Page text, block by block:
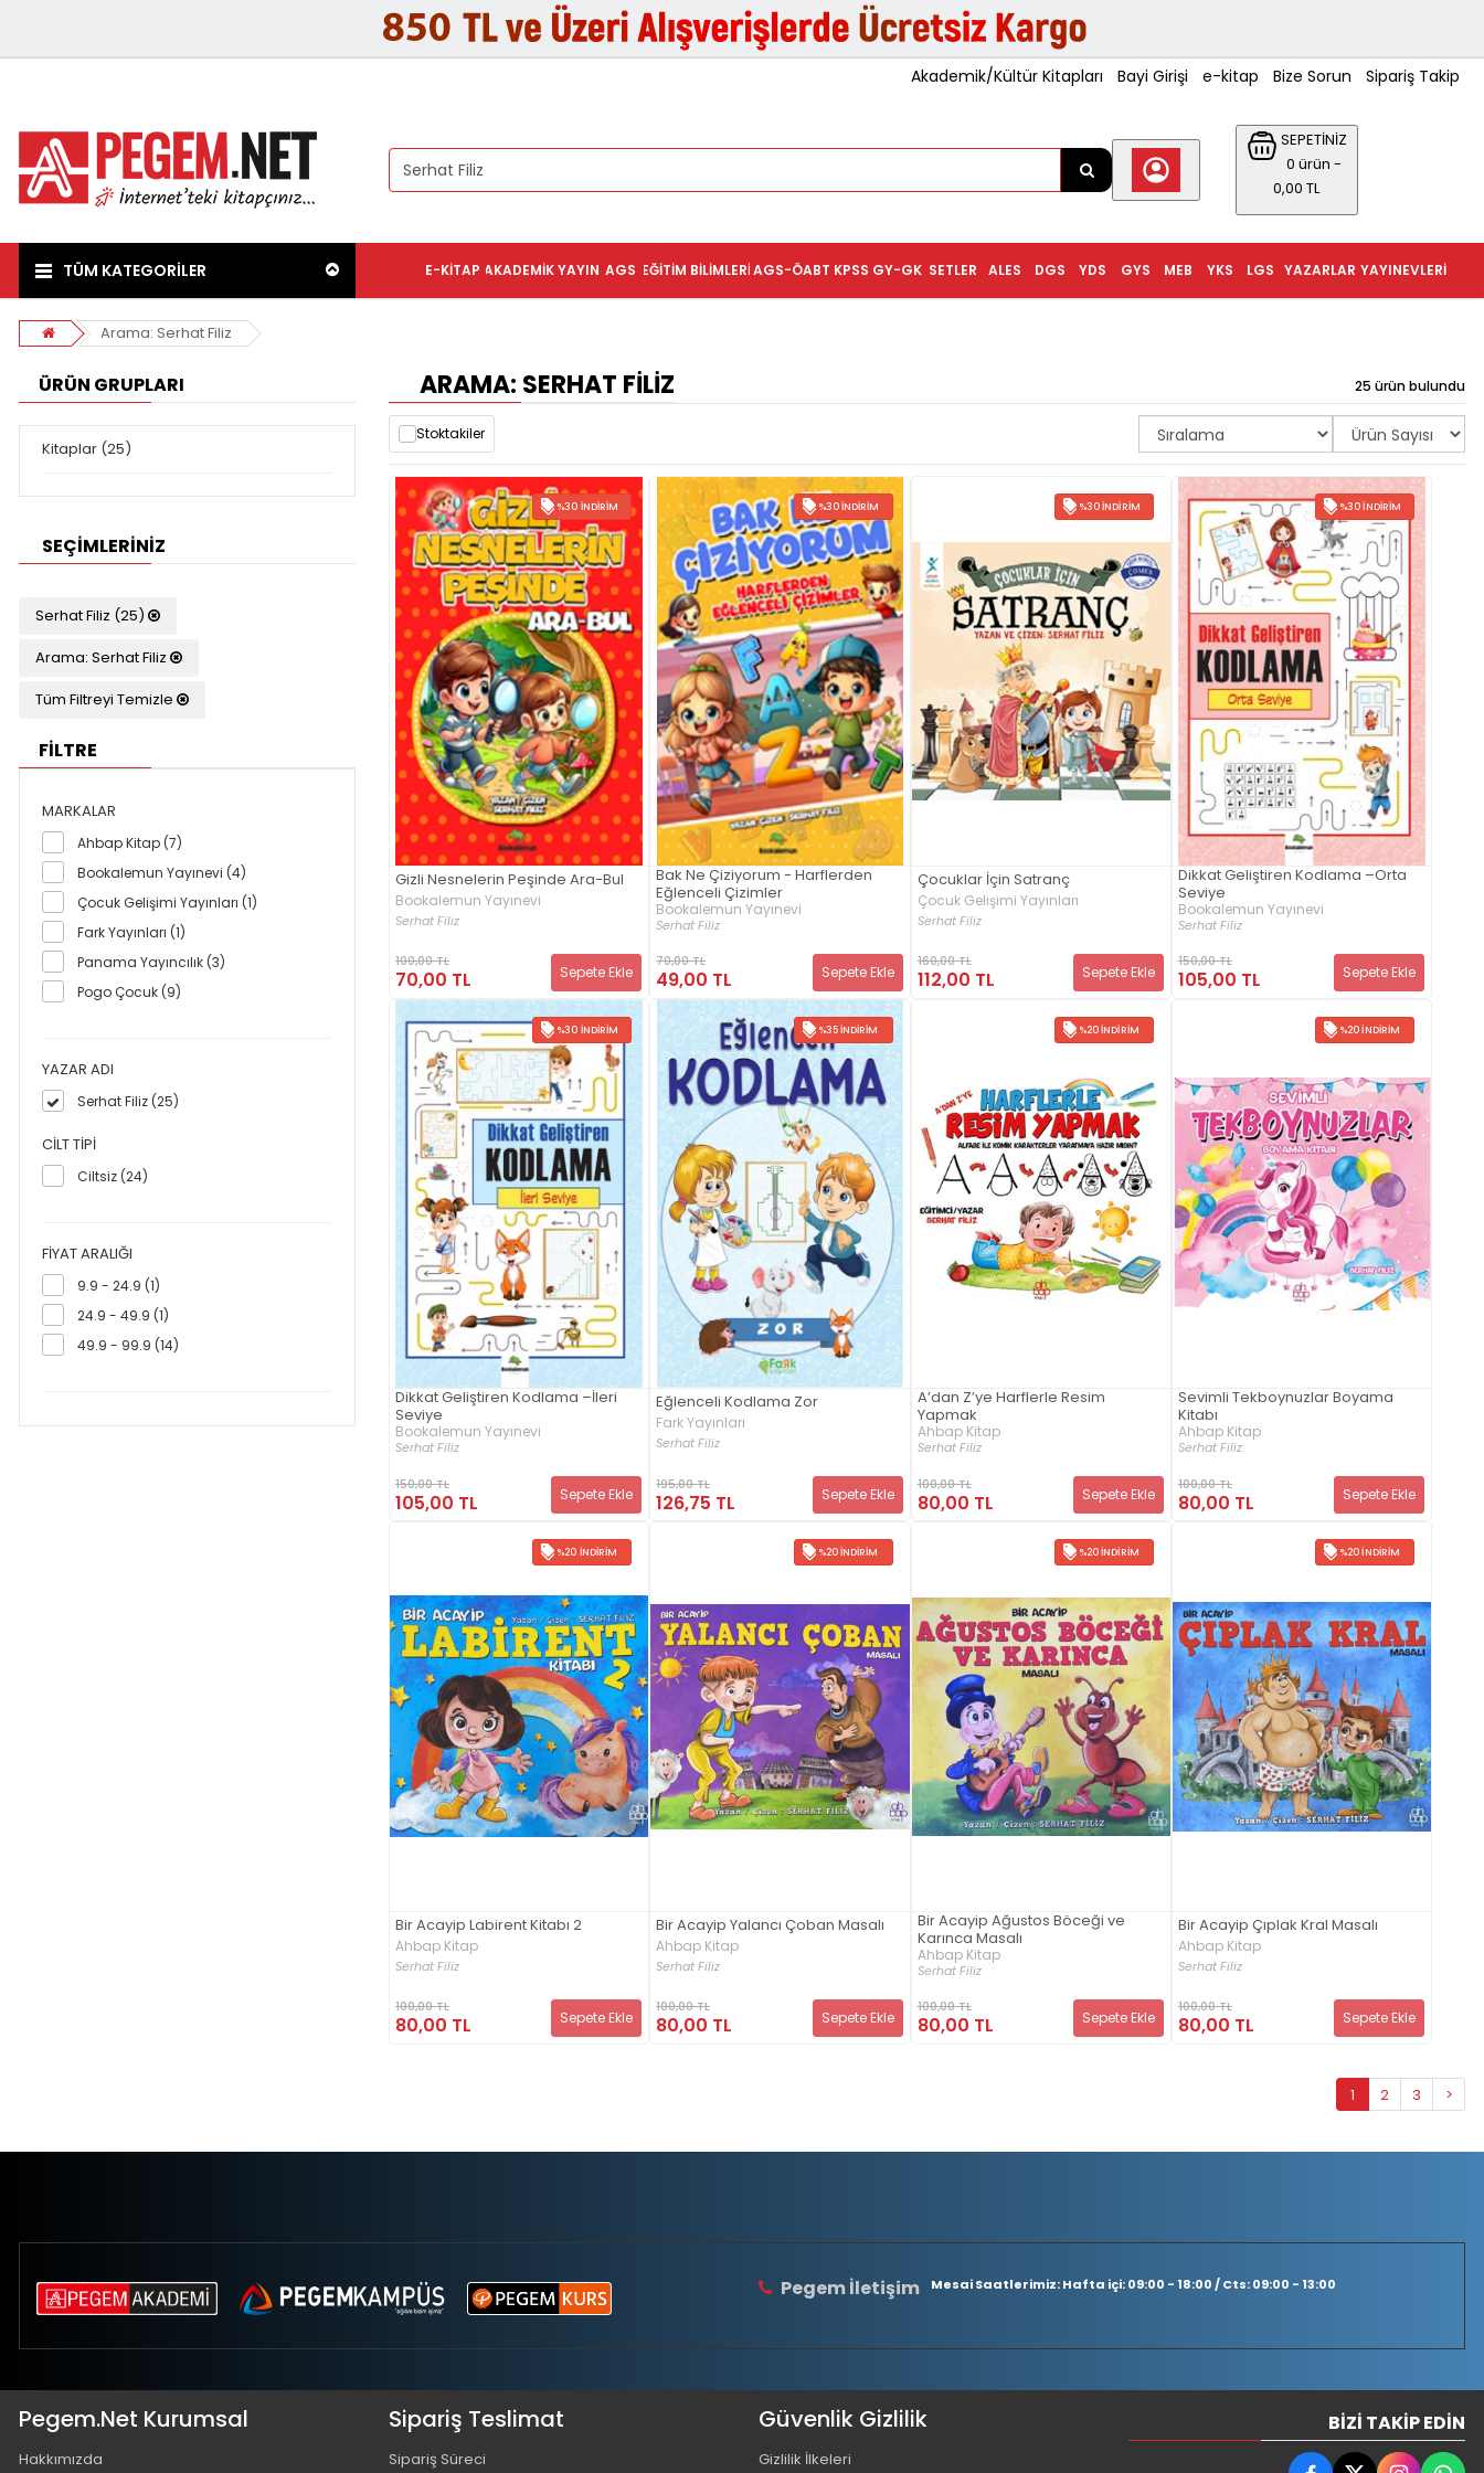
Akademik/Kültür Kitapları Bayi Girişi e-kitap Bize Sorun Sipariş Takip
SEPETİNİZ
0 ürün -
0,00 TL
TÜM KATEGORİLER YAYINEVLERI
YAZARLAR
LGS
YKS
MEB
GYS
YDS
DGS
ALES
SETLER
KPSS GY-GK
AGS-ÖABT
EĞITIM BILIMLERI
AGS
AKADEMIK YAYIN
E-KITAP
Arama: Serhat Filiz
ÜRÜN GRUPLARI
Kitaplar (25)
SEÇIMLERINIZ
Serhat Filiz (25)
Arama: Serhat Filiz
Tüm Filtreyi Temizle
FİLTRE
MARKALAR
Ahbap Kitap (7)
Bookalemun Yayınevi (4)
Çocuk Gelişimi Yayınları (1)
Fark Yayınları (1)
Panama Yayıncılık (3)
Pogo Çocuk (9)
YAZAR ADI
Serhat Filiz (25)
CILT TIPI
Ciltsiz (24)
FIYAT ARALIĞI
9.9 - 24.9 (1)
24.9 - 49.9 (1)
49.9 - 99.9 (14)
ARAMA: SERHAT FILIZ 25 ürün bulundu
Stoktakiler
%30 İNDIRIM
Gizli Nesnelerin Peşinde Ara-Bul
Bookalemun Yayınevi
Serhat Filiz
100,00 TL
70,00 TL Sepete Ekle
%30 İNDIRIM
Bak Ne Çiziyorum - Harflerden
Eğlenceli Çizimler
Bookalemun Yayınevi
Serhat Filiz
70,00 TL
49,00 TL Sepete Ekle
%30 İNDIRIM
Çocuklar İçin Satranç
Çocuk Gelişimi Yayınları
Serhat Filiz
160,00 TL
112,00 TL Sepete Ekle
%30 İNDIRIM
Dikkat Geliştiren Kodlama –Orta
Seviye
Bookalemun Yayınevi
Serhat Filiz
150,00 TL
105,00 TL Sepete Ekle
%30 İNDIRIM
Dikkat Geliştiren Kodlama –İleri
Seviye
Bookalemun Yayınevi
Serhat Filiz
150,00 TL
105,00 TL Sepete Ekle
%35 İNDIRIM
Eğlenceli Kodlama Zor
Fark Yayınları
Serhat Filiz
195,00 TL
126,75 TL Sepete Ekle
%20 İNDIRIM
A’dan Z’ye Harflerle Resim
Yapmak
Ahbap Kitap
Serhat Filiz
100,00 TL
80,00 TL Sepete Ekle
%20 İNDIRIM
Sevimli Tekboynuzlar Boyama
Kitabı
Ahbap Kitap
Serhat Filiz
100,00 TL
80,00 TL Sepete Ekle
%20 İNDIRIM
Bir Acayip Labirent Kitabı 2
Ahbap Kitap
Serhat Filiz
100,00 TL
80,00 TL Sepete Ekle
%20 İNDIRIM
Bir Acayip Yalancı Çoban Masalı
Ahbap Kitap
Serhat Filiz
100,00 TL
80,00 TL Sepete Ekle
%20 İNDIRIM
Bir Acayip Ağustos Böceği ve
Karınca Masalı
Ahbap Kitap
Serhat Filiz
100,00 TL
80,00 TL Sepete Ekle
%20 İNDIRIM
Bir Acayip Çıplak Kral Masalı
Ahbap Kitap
Serhat Filiz
100,00 TL
80,00 TL Sepete Ekle
1 2 3 >
Pegem İletişim Mesai Saatlerimiz: Hafta içi: 09:00 - 18:00 / Cts: 09:00 - 13:00
Pegem.Net Kurumsal
Hakkımızda
Sipariş Teslimat
Sipariş Süreci
Güvenlik Gizlilik
Gizlilik İlkeleri
BIZI TAKIP EDIN